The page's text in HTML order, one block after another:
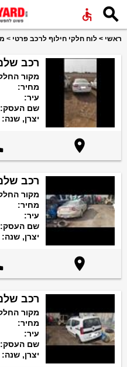

ראשי > לוח חלקי חילוף לרכב פרטי >
רכב
מקור
מחיר:
עיר:
שם העסק:
יצרן, שנה:

רכב
מקור
מחיר:
עיר:
שם העסק:
יצרן, שנה:

רכב
מקור
מחיר:
עיר:
שם העסק:
יצרן, שנה: